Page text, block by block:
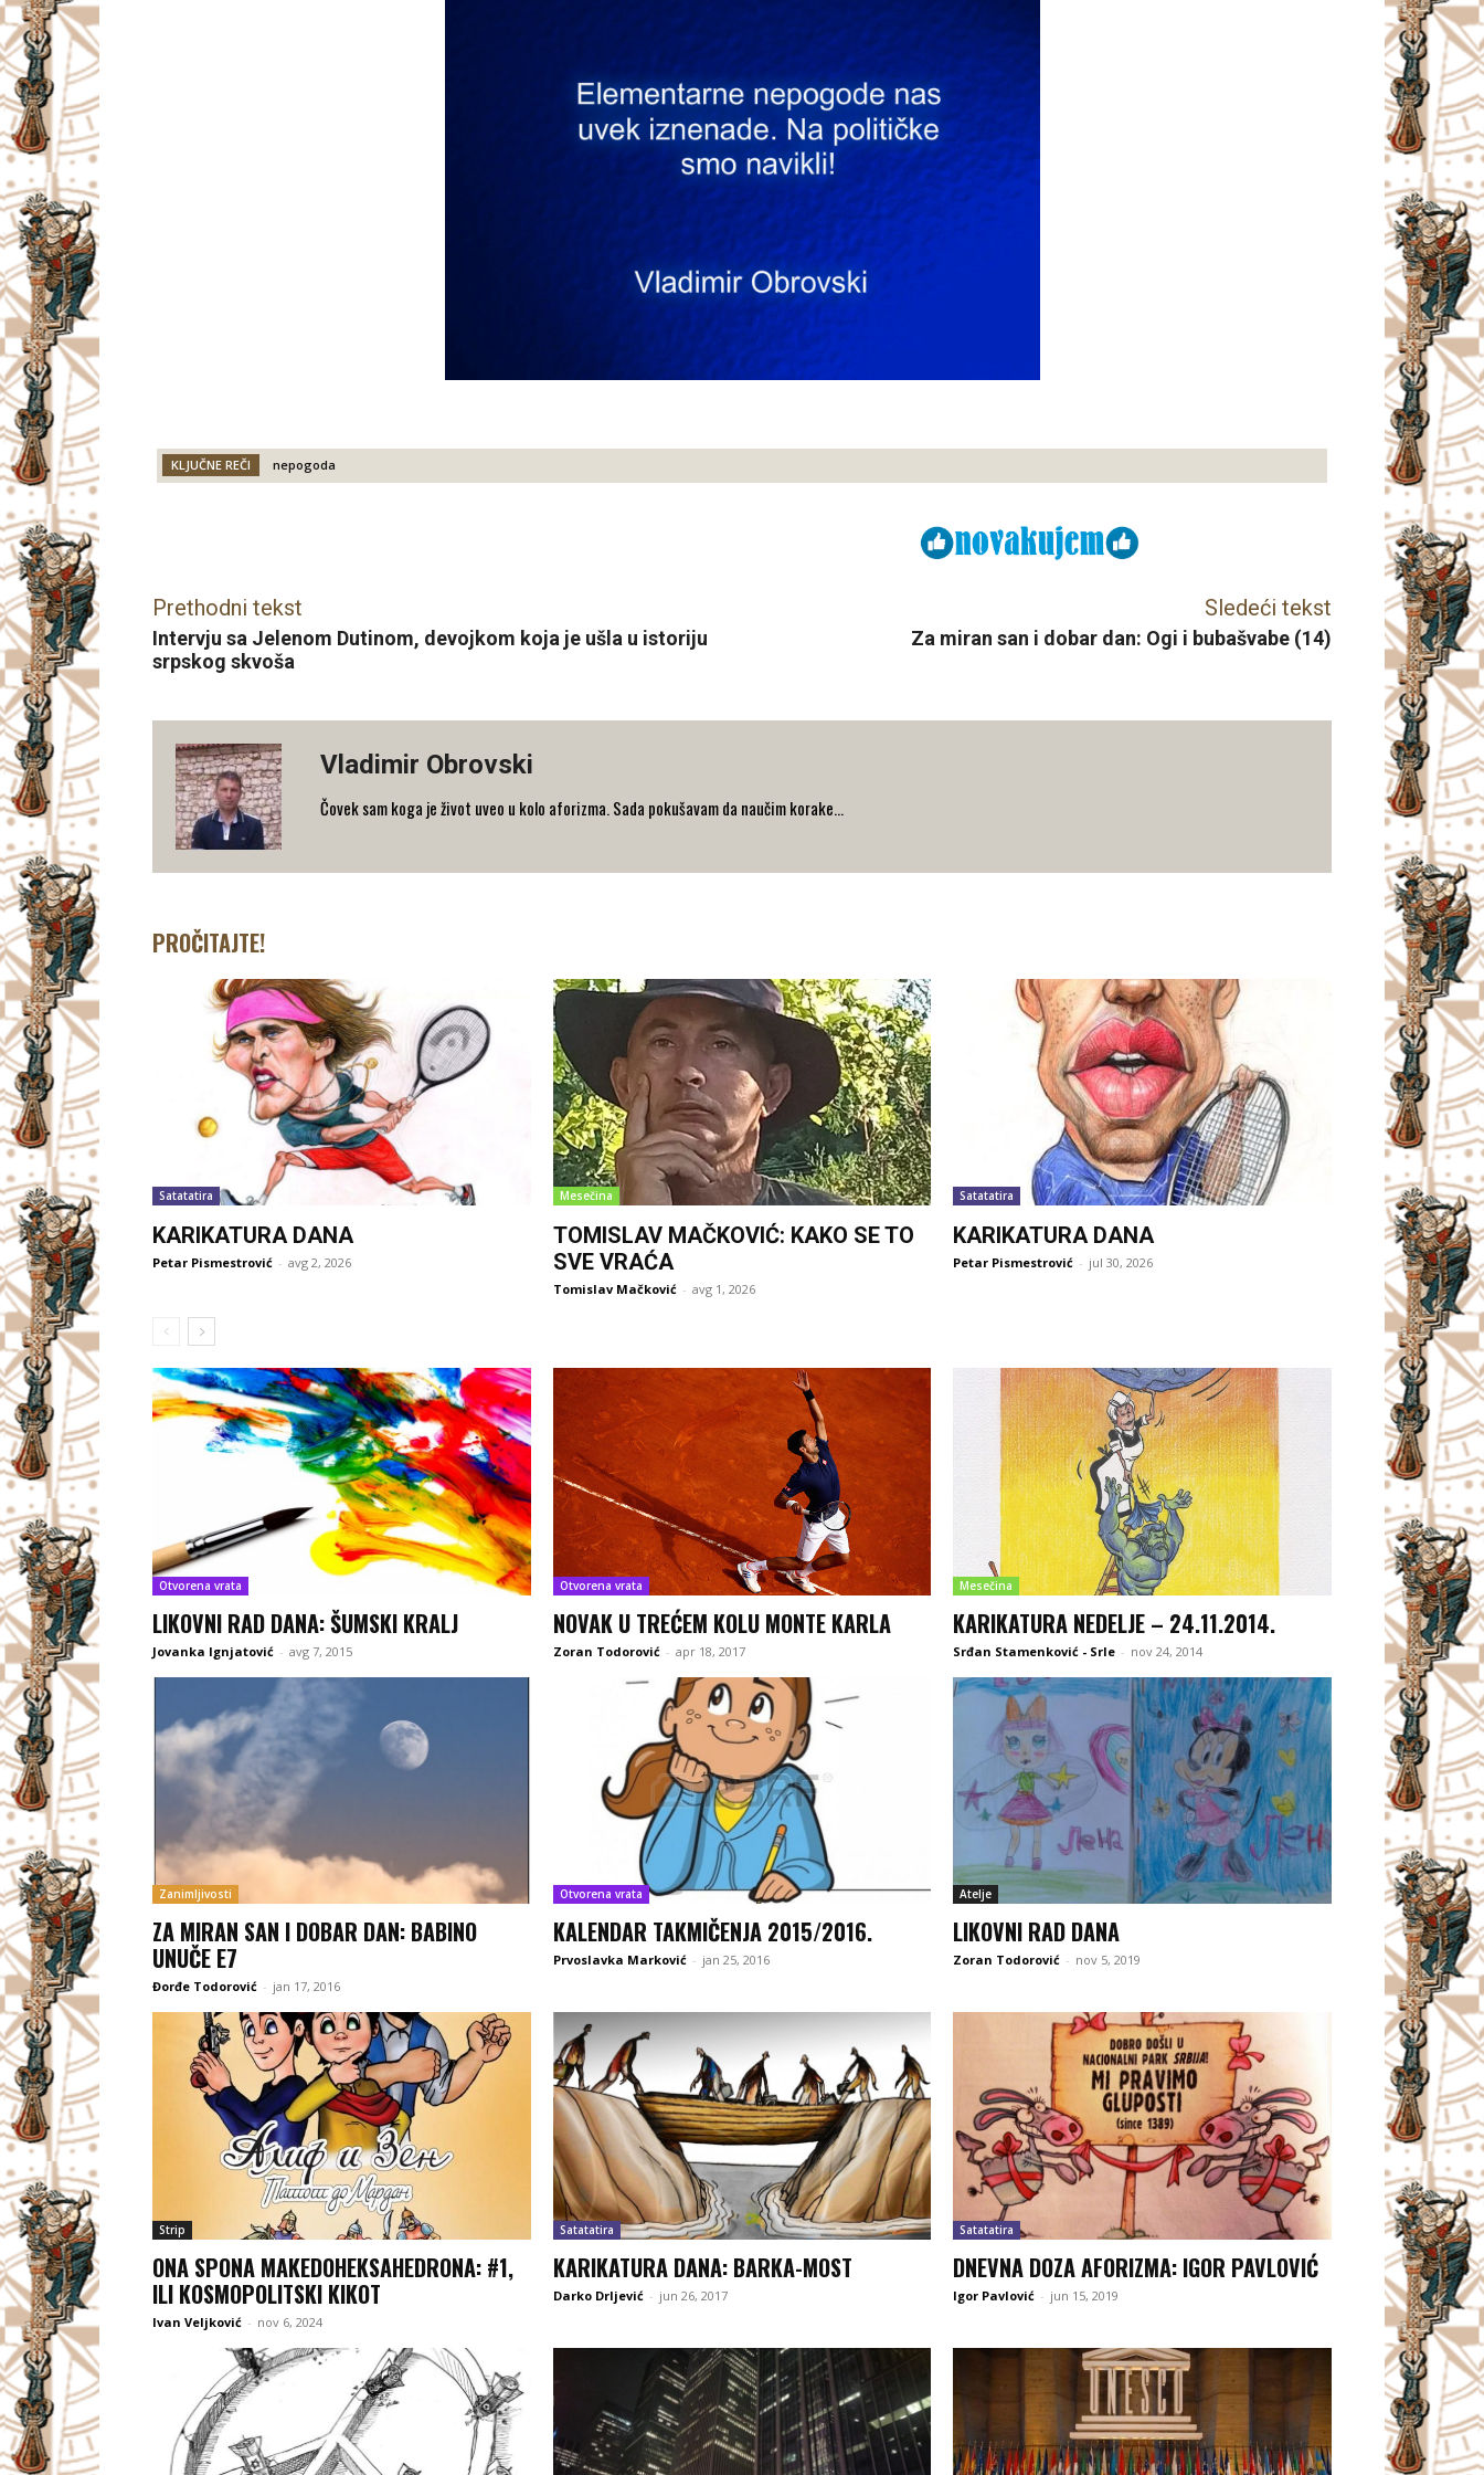
KLJUČNE REČI nepogoda
Prethodni tekst
Intervju sa Jelenom Dutinom, devojkom koja je ušla u istoriju
srpskog skvoša
Sledeći tekst
Za miran san i dobar dan: Ogi i bubašvabe (14)
Vladimir Obrovski
Čovek sam koga je život uveo u kolo aforizma. Sada pokušavam da naučim korake...
PROČITAJTE!
Satatatira
KARIKATURA DANA
Petar Pismestrović - avg 2, 2026
Mesečina
TOMISLAV MAČKOVIĆ: KAKO SE TO
SVE VRAĆA
Tomislav Mačković - avg 1, 2026
Satatatira
KARIKATURA DANA
Petar Pismestrović - jul 30, 2026
Otvorena vrata
LIKOVNI RAD DANA: ŠUMSKI KRALJ
Jovanka Ignjatović - avg 7, 2015
Otvorena vrata
NOVAK U TREĆEM KOLU MONTE KARLA
Zoran Todorović - apr 18, 2017
Mesečina
KARIKATURA NEDELJE – 24.11.2014.
Srđan Stamenković - Srle - nov 24, 2014
Zanimljivosti
ZA MIRAN SAN I DOBAR DAN: BABINO
UNUČE E7
Đorđe Todorović - jan 17, 2016
Otvorena vrata
KALENDAR TAKMIČENJA 2015/2016.
Prvoslavka Marković - jan 25, 2016
Atelje
LIKOVNI RAD DANA
Zoran Todorović - nov 5, 2019
Strip
ONA SPONA MAKEDOHEKSAHEDRONA: #1,
ILI KOSMOPOLITSKI KIKOT
Ivan Veljković - nov 6, 2024
Satatatira
KARIKATURA DANA: BARKA-MOST
Darko Drljević - jun 26, 2017
Satatatira
DNEVNA DOZA AFORIZMA: IGOR PAVLOVIĆ
Igor Pavlović - jun 15, 2019